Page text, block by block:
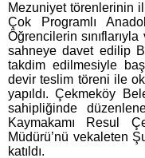
Mezuniyet törenlerinin
Çok Programlı
Öğrencilerin
sahneye davet edilip
takdim edilmesiyle
devir teslim töreni ile
yapıldı. Çekmeköy
sahipliğinde
Kaymakamı Resul
Müdürü’nü vekaleten
katıldı.